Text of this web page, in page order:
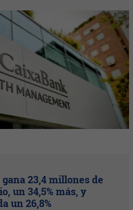
23,4 millones de
un 34,5% más, y
un 26,8%